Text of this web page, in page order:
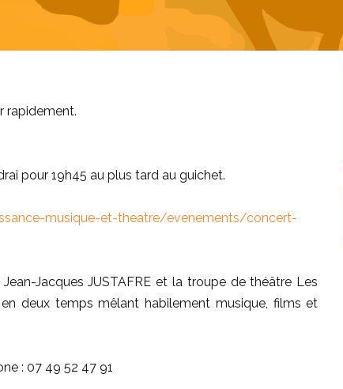
rapidement.
pour 19h45 au plus tard au guichet.
musique-et-theatre/evenements/concert-
Jacques JUSTAFRE et la troupe de théâtre Les
deux temps mêlant habilement musique, films et
: 07 49 52 47 91